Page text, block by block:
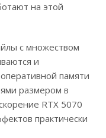
на этой
с множеством
и
памяти
размером в
RTX 5070
практически